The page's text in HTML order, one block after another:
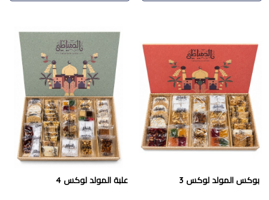
بوكس المولد لوكس 3 علبة المولد لوكس 4